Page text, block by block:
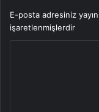
E-posta adresiniz
işaretlenmişlerdir